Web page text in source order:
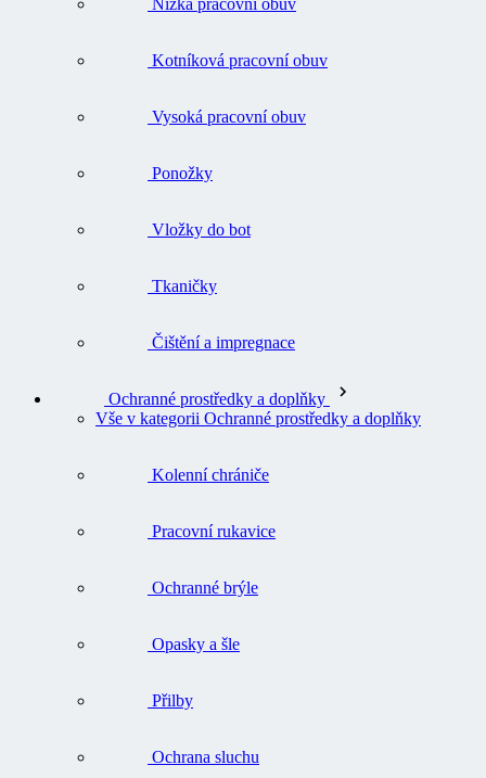
Nízká pracovní obuv
Kotníková pracovní obuv
Vysoká pracovní obuv
Ponožky
Vložky do bot
Tkaničky
Čištění a impregnace
Ochranné prostředky a doplňky
Vše v kategorii Ochranné prostředky a doplňky
Kolenní chrániče
Pracovní rukavice
Ochranné brýle
Opasky a šle
Přilby
Ochrana sluchu